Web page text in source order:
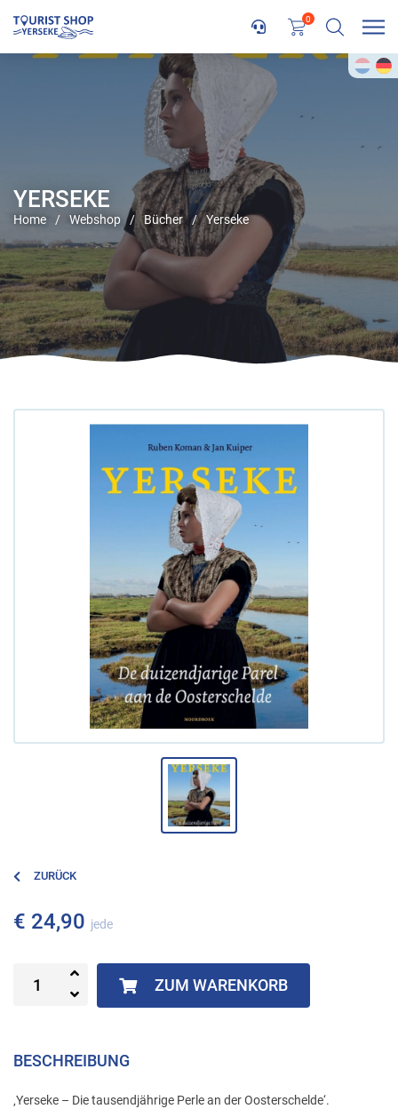
0
YERSEKE
Home / Webshop / Bücher / Yerseke
ZURÜCK
€ 24,90 jede
ZUM WARENKORB
BESCHREIBUNG
‚Yerseke – Die tausendjährige Perle an der Oosterschelde‘.